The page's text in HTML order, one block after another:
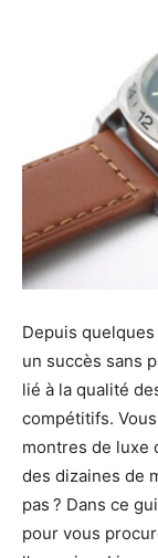
Depuis quelques
un succès sans
lié à la qualité
compétitifs.
montres de luxe
des dizaines de
pas ? Dans ce
pour vous